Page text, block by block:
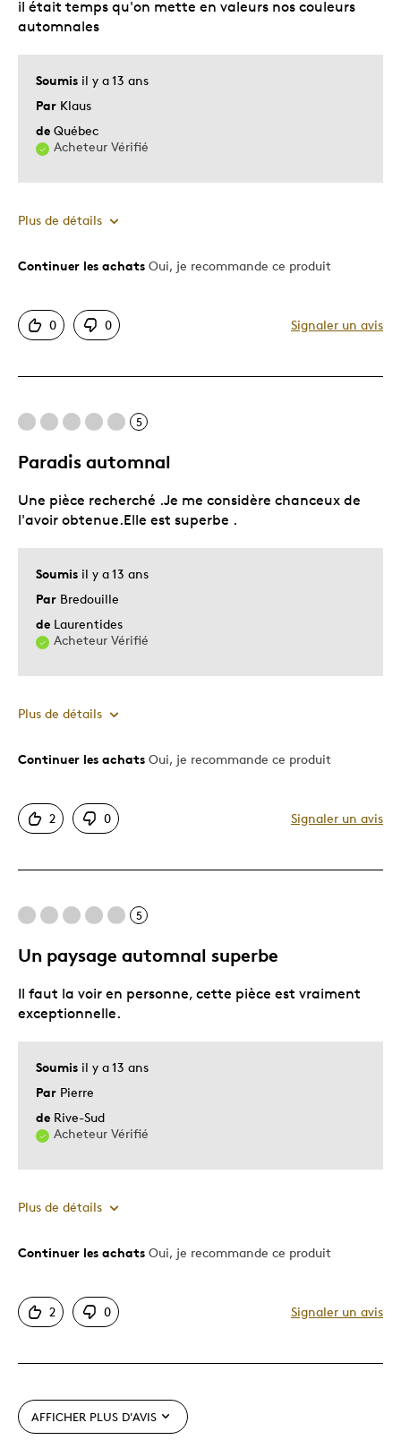
Soumis il y a 13 ans
Par Klaus
de Québec
Acheteur Vérifié
il était temps qu'on mette en valeurs nos couleurs
automnales
Plus de détails
Le pour
Motif attrayant
Très bonne qualité
Les meilleures utilisations
Cadeau pour adulte
Occasion spéciale
Continuer les achats Oui, je recommande ce produit
0 0 Signaler un avis
5
Paradis automnal
Soumis il y a 13 ans
Par Bredouille
de Laurentides
Acheteur Vérifié
Une pièce recherché .Je me considère chanceux de
l'avoir obtenue.Elle est superbe .
Plus de détails
Le pour
Motif attrayant
Très bonne qualité
Unique en son genre
Gout Personnel
Continuer les achats Oui, je recommande ce produit
2 0 Signaler un avis
5
Un paysage automnal superbe
Soumis il y a 13 ans
Par Pierre
de Rive-Sud
Acheteur Vérifié
Il faut la voir en personne, cette pièce est vraiment
exceptionnelle.
Plus de détails
Le pour
Motif attrayant
Très bonne qualité
Continuer les achats Oui, je recommande ce produit
2 0 Signaler un avis
AFFICHER PLUS D'AVIS